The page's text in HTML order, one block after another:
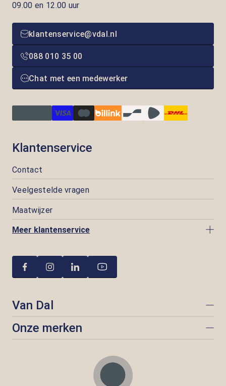
09.00 en 12.00 uur
klantenservice@vdal.nl
088 010 35 00
Chat met een medewerker
Klantenservice
Contact
Veelgestelde vragen
Maatwijzer
Meer klantenservice
Van Dal
Onze merken